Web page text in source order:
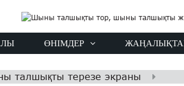
ӨНІМДЕР
талшықты терезе экраны